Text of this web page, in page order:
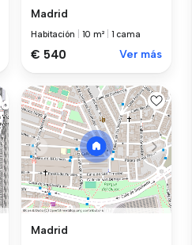
Madrid
Habitación 10 m² 1 cama
€ 540 Ver más
Madrid